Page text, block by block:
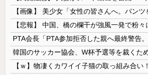
【ｗ】物凄くカワイイ子猫の取っ組み合い！